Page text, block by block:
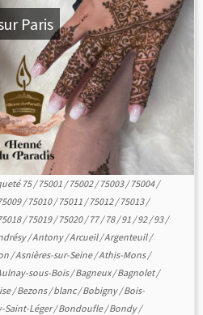
Paris
75/75001 /75002/75003/75004/
/75010/75011 /75012/75013/
/75019/75020/77/78/91 /92/93/
/Antony/Arcueil/Argenteuil/
/Asnières-sur-Seine/Athis-Mons/
sous-Bois/Bagneux/Bagnolet/
/Bezons/blanc/Bobigny/Bois-
Saint-Léger/Bondoufle/Bondy/